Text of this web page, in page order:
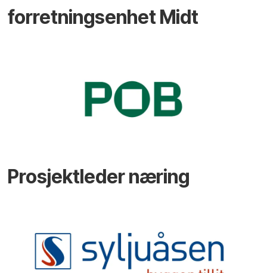
forretningsenhet Midt
Prosjektleder næring